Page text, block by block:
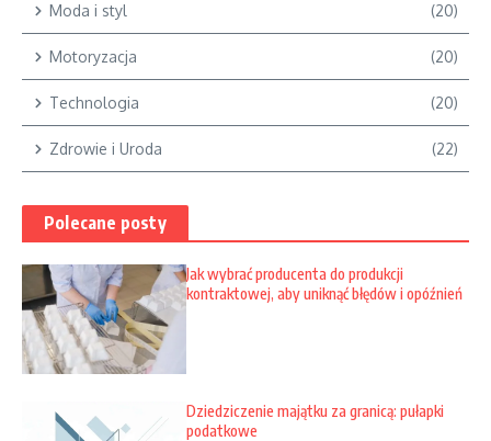
Moda i styl (20)
Motoryzacja (20)
Technologia (20)
Zdrowie i Uroda (22)
Polecane posty
Jak wybrać producenta do produkcji
kontraktowej, aby uniknąć błędów i opóźnień
Dziedziczenie majątku za granicą: pułapki
podatkowe